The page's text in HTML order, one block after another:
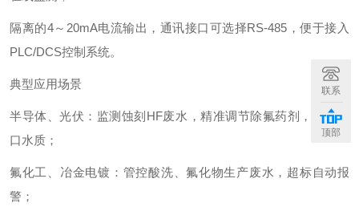
隔离的4～20mA电流输出，通讯接口可选择RS-485，便于接入
PLC/DCS控制系统。
典型应用场景
半导体、光伏：监测蚀刻HF废水，精准调节除氟药剂，稳定排
口水质；
氟化工、冶金电镀：管控酸洗、氟化物生产废水，超标自动报
警；
联系
顶部